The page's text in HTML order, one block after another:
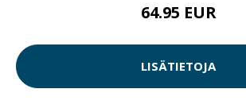
64.95 EUR
LISÄTIETOJA